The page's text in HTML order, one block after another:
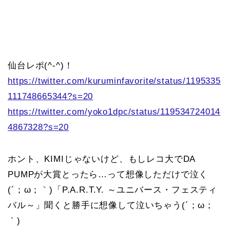
仙台レポ(^-^)！
https://twitter.com/kuruminfavorite/status/1195335
111748665344?s=20
https://twitter.com/yoko1dpc/status/119534724014
4867328?s=20
ホント、KIMIじゃないけど、もしレコ大でDA
PUMPが大賞とったら…って想像しただけで泣く
(´；ω；｀)「P.A.R.T.Y. ～ユニバース・フェスティ
バル～」聞くと勝手に想像して泣いちゃう(´；ω；
｀)